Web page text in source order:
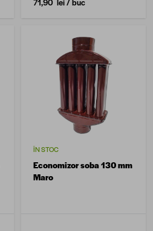
ÎN STOC
Economizor soba 130 mm
Maro